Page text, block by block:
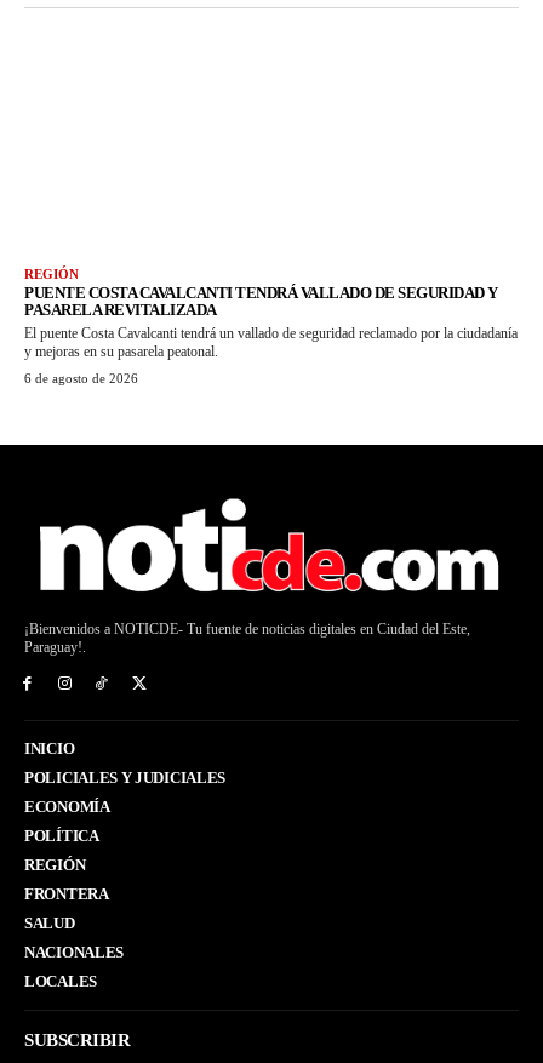
REGIÓN
PUENTE COSTA CAVALCANTI TENDRÁ VALLADO DE SEGURIDAD Y
PASARELA REVITALIZADA
El puente Costa Cavalcanti tendrá un vallado de seguridad reclamado por la ciudadanía
y mejoras en su pasarela peatonal.
6 de agosto de 2026
¡Bienvenidos a NOTICDE- Tu fuente de noticias digitales en Ciudad del Este,
Paraguay!.
INICIO
POLICIALES Y JUDICIALES
ECONOMÍA
POLÍTICA
REGIÓN
FRONTERA
SALUD
NACIONALES
LOCALES
SUBSCRIBIR